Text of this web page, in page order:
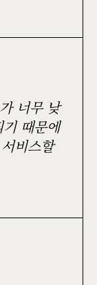
너무 낮
때문에
비스할